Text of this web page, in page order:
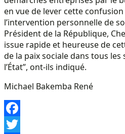
en vue de lever cette
l’intervention personnelle de
Président de la République,
issue rapide et heureuse de
de la paix sociale dans tous
l’État”, ont-ils indiqué.
Michael Bakemba René
Facebook